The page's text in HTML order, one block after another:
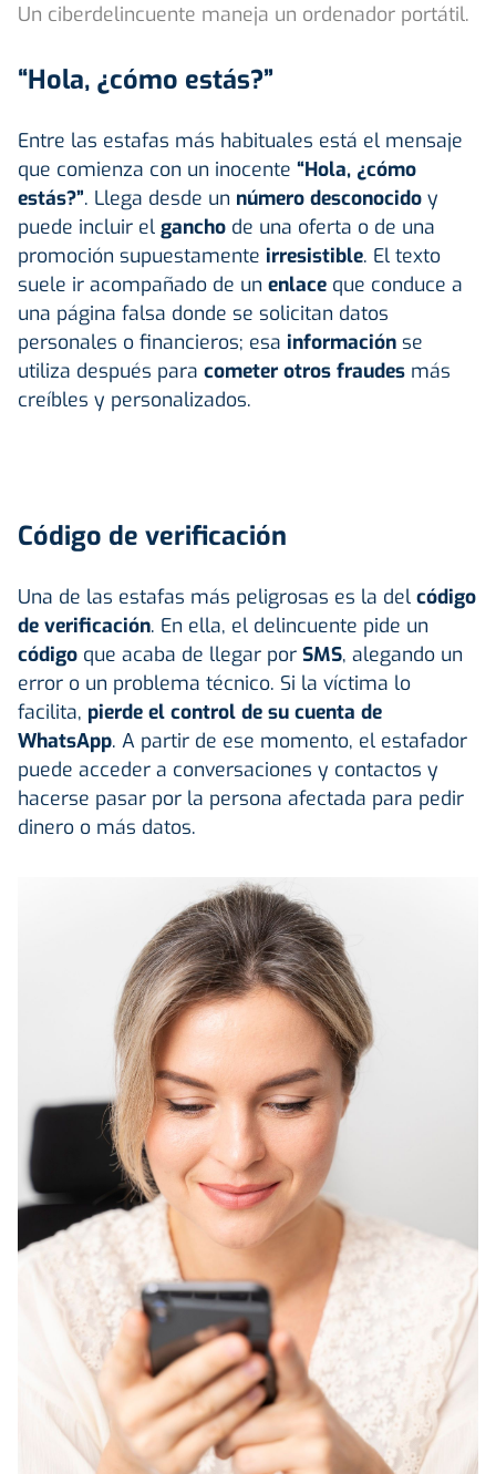
Un ciberdelincuente maneja un ordenador portátil.
“Hola, ¿cómo estás?”
Entre las estafas más habituales está el mensaje
que comienza con un inocente “Hola, ¿cómo
estás?”. Llega desde un número desconocido y
puede incluir el gancho de una oferta o de una
promoción supuestamente irresistible. El texto
suele ir acompañado de un enlace que conduce a
una página falsa donde se solicitan datos
personales o financieros; esa información se
utiliza después para cometer otros fraudes más
creíbles y personalizados.
Código de verificación
Una de las estafas más peligrosas es la del código
de verificación. En ella, el delincuente pide un
código que acaba de llegar por SMS, alegando un
error o un problema técnico. Si la víctima lo
facilita, pierde el control de su cuenta de
WhatsApp. A partir de ese momento, el estafador
puede acceder a conversaciones y contactos y
hacerse pasar por la persona afectada para pedir
dinero o más datos.